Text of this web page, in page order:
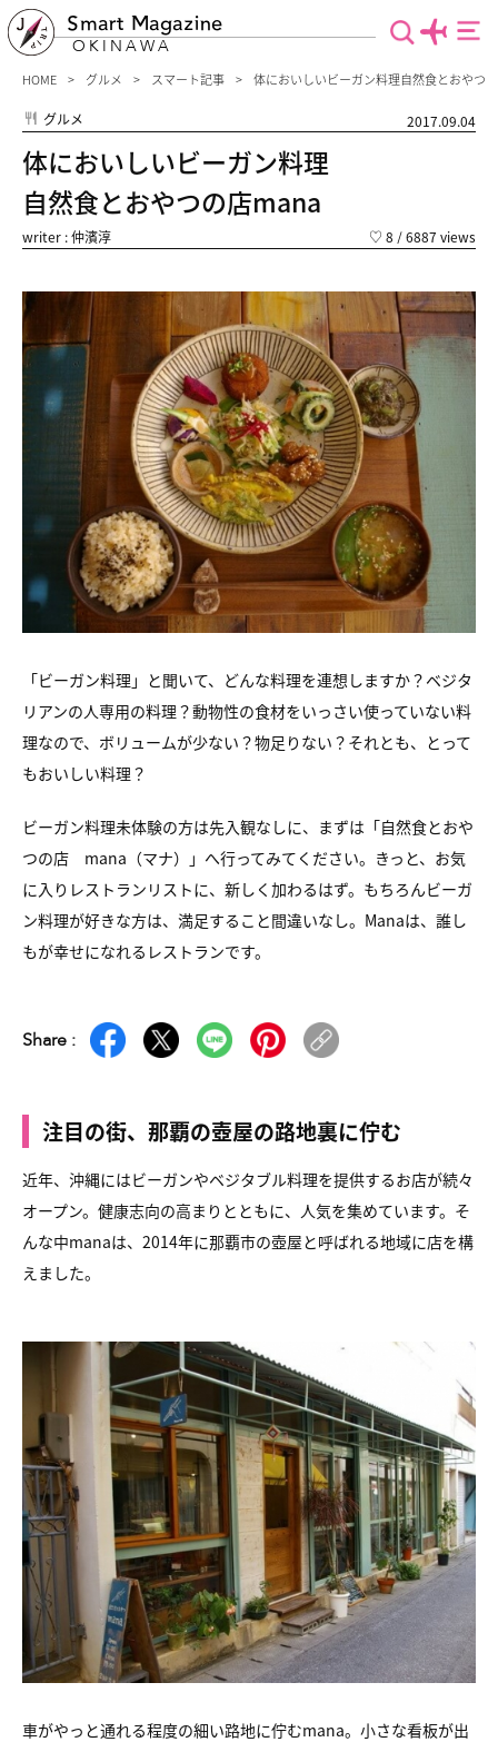
Smart Magazine
OKINAWA
HOME グルメ スマート記事 体においしいビーガン料理自然食とおやつ
グルメ 2017.09.04
体においしいビーガン料理
自然食とおやつの店mana
writer : 仲濱淳 ♡ 8 / 6887 views
「ビーガン料理」と聞いて、どんな料理を連想しますか？ベジタ
リアンの人専用の料理？動物性の食材をいっさい使っていない料
理なので、ボリュームが少ない？物足りない？それとも、とって
もおいしい料理？
ビーガン料理未体験の方は先入観なしに、まずは「自然食とおや
つの店 mana（マナ）」へ行ってみてください。きっと、お気
に入りレストランリストに、新しく加わるはず。もちろんビーガ
ン料理が好きな方は、満足すること間違いなし。Manaは、誰し
もが幸せになれるレストランです。
Share :
注目の街、那覇の壺屋の路地裏に佇む
近年、沖縄にはビーガンやベジタブル料理を提供するお店が続々
オープン。健康志向の高まりとともに、人気を集めています。そ
んな中manaは、2014年に那覇市の壺屋と呼ばれる地域に店を構
えました。
車がやっと通れる程度の細い路地に佇むmana。小さな看板が出